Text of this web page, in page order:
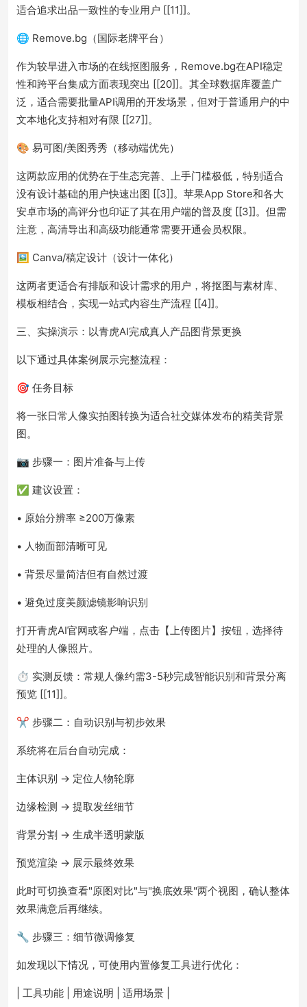
适合追求出品一致性的专业用户 [[11]]。
🌐 Remove.bg（国际老牌平台）
作为较早进入市场的在线抠图服务，Remove.bg在API稳定
性和跨平台集成方面表现突出 [[20]]。其全球数据库覆盖广
泛，适合需要批量API调用的开发场景，但对于普通用户的中
文本地化支持相对有限 [[27]]。
🎨 易可图/美图秀秀（移动端优先）
这两款应用的优势在于生态完善、上手门槛极低，特别适合
没有设计基础的用户快速出图 [[3]]。苹果App Store和各大
安卓市场的高评分也印证了其在用户端的普及度 [[3]]。但需
注意，高清导出和高级功能通常需要开通会员权限。
🖼 Canva/稿定设计（设计一体化）
这两者更适合有排版和设计需求的用户，将抠图与素材库、
模板相结合，实现一站式内容生产流程 [[4]]。
三、实操演示：以青虎AI完成真人产品图背景更换
以下通过具体案例展示完整流程：
🎯 任务目标
将一张日常人像实拍图转换为适合社交媒体发布的精美背景
图。
📷 步骤一：图片准备与上传
✅ 建议设置：
• 原始分辨率 ≥200万像素
• 人物面部清晰可见
• 背景尽量简洁但有自然过渡
• 避免过度美颜滤镜影响识别
打开青虎AI官网或客户端，点击【上传图片】按钮，选择待
处理的人像照片。
⏱ 实测反馈：常规人像约需3-5秒完成智能识别和背景分离
预览 [[11]]。
✂️ 步骤二：自动识别与初步效果
系统将在后台自动完成：
主体识别 → 定位人物轮廓
边缘检测 → 提取发丝细节
背景分割 → 生成半透明蒙版
预览渲染 → 展示最终效果
此时可切换查看"原图对比"与"换底效果"两个视图，确认整体
效果满意后再继续。
🔧 步骤三：细节微调修复
如发现以下情况，可使用内置修复工具进行优化：
| 工具功能 | 用途说明 | 适用场景 |